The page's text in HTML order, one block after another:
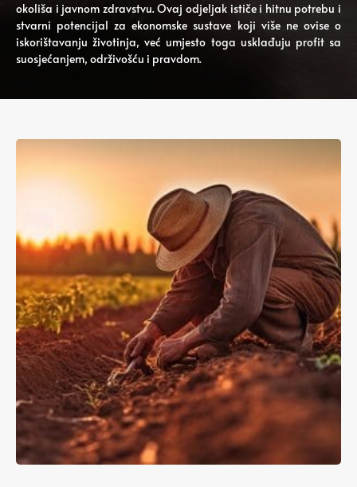
okoliša i javnom zdravstvu. Ovaj odjeljak ističe i hitnu potrebu i
stvarni potencijal za ekonomske sustave koji više ne ovise o
iskorištavanju životinja, već umjesto toga usklađuju profit sa
suosjećanjem, održivošću i pravdom.